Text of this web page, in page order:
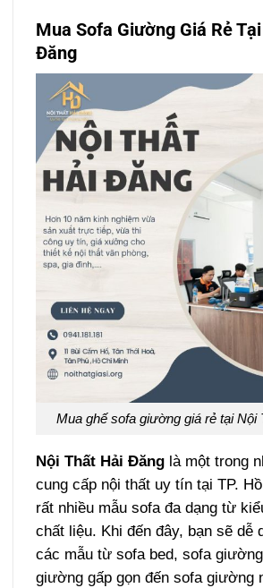
Mua Sofa Giường Giá Rẻ
Đăng
Mua ghế sofa giường giá rẻ tại Nội
Nội Thất Hải Đăng là một trong
cung cấp nội thất uy tín tại TP.
rất nhiều mẫu sofa đa dạng từ
chất liệu. Khi đến đây, bạn sẽ dễ
các mẫu từ sofa bed, sofa
giường gấp gọn đến sofa giường